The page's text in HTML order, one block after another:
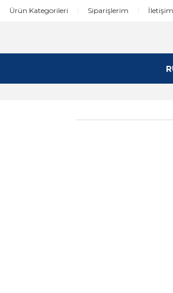
Ürün Kategorileri Siparişlerim İletişim